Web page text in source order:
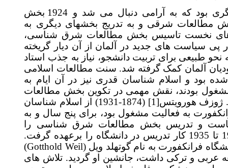
گسترش دانشگاه سیاست دیگری بود که به آرامی دنبال می شد و 1924 بخش
و در 1926 بخش مطالعات شرقی و به تدریج بخشهای دیگری به
نخست تاسیس بخش مطالعات شرق شناسی،
سیاست های جدید در آلمان از آن دیار گریخته
طبیعی برای تربیت دانشجو، نیاز به جذب استاد
آلمان کمک گرفته شد. سنت مطالعات اسلامی
بود و اسلام شناسان قدری نیز در آن ایام به
بودند، نقش مهمی در تکوین بخش مطالعات
هورویتس[1]
(1874-1931) از اسلام شناسان
به فعالیت مشغول بود، برای پنج سال و به
و تدریس بخش مطالعات شرق شناسی را
برعهده گرفت و از سالهای 1931 تا 1935 کار تدریس در دانشگاه را برعهده گرفت.
فرانکفورت به نام گوتهلد ویل ( (Gotthold Weil
و ترکی داشت، جانشین او گردید. تلاش های